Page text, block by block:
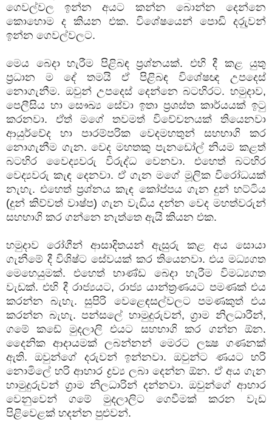
ගෙවල්වල ඉන්න අයට කන්න බොන්න දෙන්නෙ
කොහොම ද කියන එක. විශේෂයෙන් පොඩි දරුුවන්
ඉන්න ගෙවල්වලට.
මෙය බෙදා හැරීම පිළිබඳ ප්‍රශ්නයක්. එහි දී කළ යුතු
ප්‍රධාන ම දේ තමයි ඒ පිළිබඳ විශේෂඥ උපදෙස්
නොගැනීම. ඔවුන් උපදෙස් දෙන්නෙ බටහිරට. හමුදාව,
පෙලීසිය හා සෞඛ්‍ය සේවා ඉතා ප්‍රශස්ත කාර්යයක් ඉටු
කරනවා. ඒත් මගේ තවමත් විවේචනයක් තියෙනවා
ආයුර්වේද හා පාරම්පරික වෙදමහතුන් සහභාගි කර
නොගැනීම ගැන. වෙද මහතකු පැනඩෝල් නියම කළත්
බටහිර වෛද්‍යවරු විරුද්ධ වෙනවා. එහෙත් බටහිර
වෙද්‍යවරු කැඳ දෙනවා. ඒ ගැන මගේ මූලික විරෝධයක්
නැහැ. එහෙත් ප්‍රශ්නය කැඳ කෝප්පය ගැන දුන් හට්ටිය
(දුන් කිව්වත් වාෂ්ප) ගැන වැඩිය දන්න වෙද මහත්වරුන්
සහභාගි කර ගන්නෙ නැත්තෙ ඇයි කියන එක.
හමුදාව රෝගීන් ආසාදිතයන් ඇසුරු කළ අය සොයා
ගැනීමේ දී විශිෂ්ට සේවයක් කර තියෙනවා. එය මධ්‍යගත
මෙහෙයුමක්. එහෙත් භාණ්ඩ බෙදා හැරීම විමධ්‍යගත
වැඩක්. එහි දී රාජ්‍යයට, රාජ්‍ය යාන්ත්‍රණයට පමණක් එය
කරන්න බැහැ. සුපිරි වෙළෙඳසල්වලට පමණකුත් එය
කරන්න බැහැ. පන්සලේ හාමුදුරුවන්, ග්‍රාම නිලධාරීන්,
ගමේ කඩේ මුදලාලි එයට සහභාගි කර ගන්න ඕන.
දෛනික ආදායමක් ලබන්නන් මෙරට ලක්‍ෂ ගණනක්
ඇති. ඔවුන්ගේ දරුවන් ඉන්නවා. ඔවුන්ට ණයට හරි
නොමිලේ හරි ආහාර ද්‍රව්‍ය ලබා දෙන්න ඕන. ඒ අය ගැන
හාමුදුරුවන් ග්‍රාම නිලධාරින් දන්නවා. ඔවුන්ගේ ආහාර
වෙනුවෙන් ගමේ මුදලාලිට ගෙවීමක් කරන වැඩ
පිළිවෙළක් හදන්න පුළුවන්.